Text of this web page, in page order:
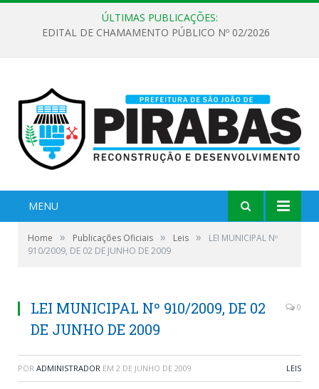
ÚLTIMAS PUBLICAÇÕES:
EDITAL DE CHAMAMENTO PÚBLICO Nº 02/2026
MENU
Home » Publicações Oficiais » Leis »
LEI MUNICIPAL Nº
910/2009, DE 02 DE JUNHO DE 2009
LEI MUNICIPAL Nº 910/2009, DE 02
DE JUNHO DE 2009
0
POR ADMINISTRADOR EM 2 DE JUNHO DE 2009 LEIS